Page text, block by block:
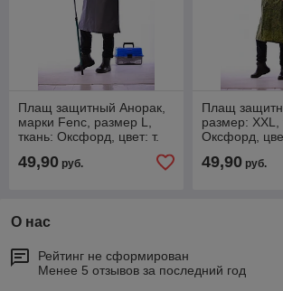
Плащ защитный Анорак,
марки Fenc, размер L,
ткань: Оксфорд, цвет: т.
49,90 руб.
Плащ
размер: XXL,
Оксфорд,
49,90руб.
О нас
Рейтинг не сформирован
Менее 5 отзывов за последний год